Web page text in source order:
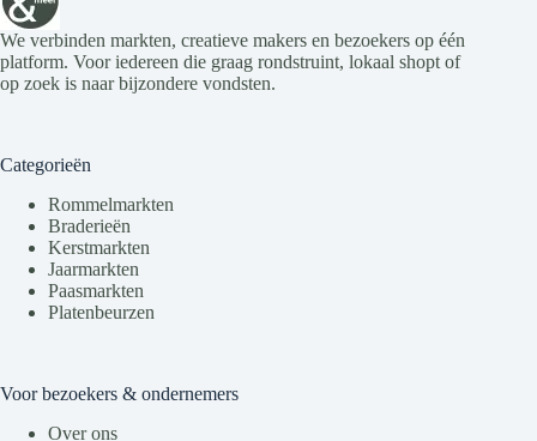
We verbinden markten, creatieve makers en bezoekers op één
platform. Voor iedereen die graag rondstruint, lokaal shopt of
op zoek is naar bijzondere vondsten.
Categorieën
Rommelmarkten
Braderieën
Kerstmarkten
Jaarmarkten
Paasmarkten
Platenbeurzen
Voor bezoekers & ondernemers
Over ons